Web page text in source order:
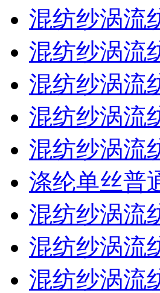
混纺纱涡流
混纺纱涡流
混纺纱涡流
混纺纱涡流
混纺纱涡流
涤纶单丝普
混纺纱涡流
混纺纱涡流
混纺纱涡流